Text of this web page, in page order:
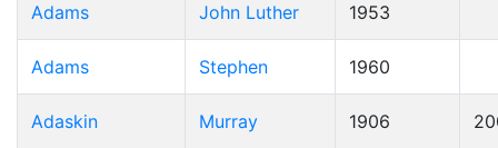
Adams John Luther 1953
Adams Stephen 1960
Adaskin Murray 1906